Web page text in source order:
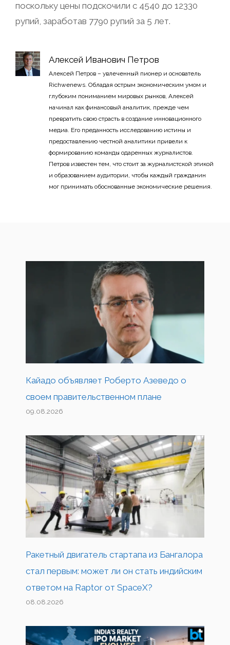
поскольку цены подскочили с 4540 до 12330
рупий, заработав 7790 рупий за 5 лет.
Алексей Иванович Петров
Алексей Петров – увлеченный пионер и основатель
Richwenews. Обладая острым экономическим умом и
глубоким пониманием мировых рынков, Алексей
начинал как финансовый аналитик, прежде чем
превратить свою страсть в создание инновационного
медиа. Его преданность исследованию истины и
предоставлению честной аналитики привели к
формированию команды одаренных журналистов.
Петров известен тем, что стоит за журналистской этикой
и образованием аудитории, чтобы каждый гражданин
мог принимать обоснованные экономические решения.
Кайадо объявляет Роберто Азеведо о
своем правительственном плане
09.08.2026
Ракетный двигатель стартапа из Бангалора
стал первым: может ли он стать индийским
ответом на Raptor от SpaceX?
08.08.2026